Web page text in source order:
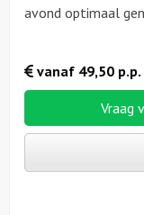
avond optimaal
Vraag
vanaf 49,50 p.p.